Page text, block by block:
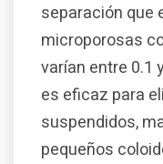
separación que
microporosas
varían entre 0.1
es eficaz para
suspendidos,
pequeños